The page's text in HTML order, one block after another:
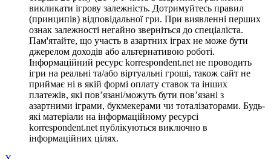
викликати ігрову залежність. Дотримуйтесь правил
(принципів) відповідальної гри. При виявленні перших
ознак залежності негайно зверніться до спеціаліста.
Пам'ятайте, що участь в азартних іграх не може бути
джерелом доходів або альтернативою роботі.
Інформаційний ресурс korrespondent.net не проводить
ігри на реальні та/або віртуальні гроші, також сайт не
приймає ні в якій формі оплату ставок та інших
платежів, які пов’язані/можуть бути пов’язані з
азартними іграми, букмекерами чи тоталізаторами. Будь-
які матеріали на інформаційному ресурсі
korrespondent.net публікуються виключно в
інформаційних цілях.